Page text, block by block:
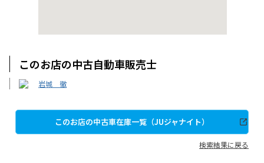
このお店の中古自動車販売士
岩城 徹
このお店の中古車在庫一覧（JUジャナイト）
検索結果に戻る